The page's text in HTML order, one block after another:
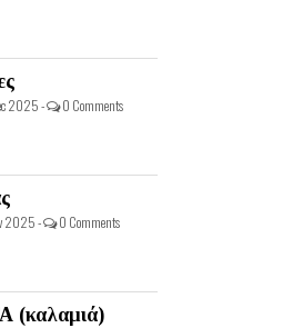
2025 - 0 Comments
2025 - 0 Comments
(καλαμιά)